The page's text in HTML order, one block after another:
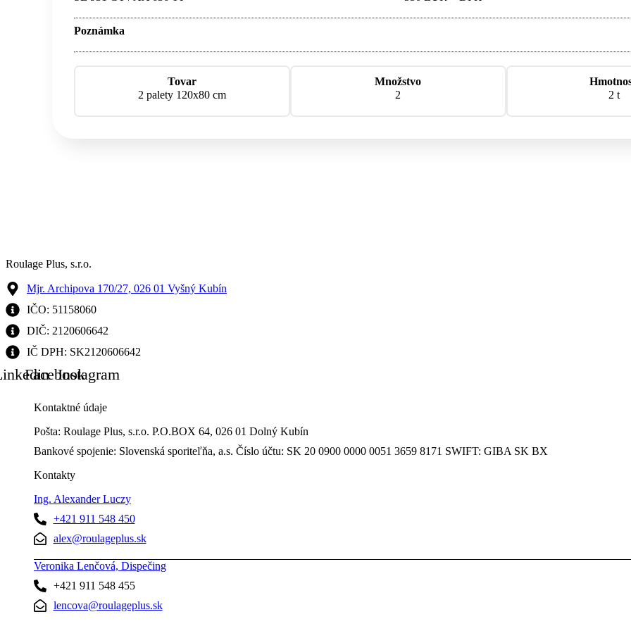
Poznámka
Tovar
2 palety 120x80 cm
Množstvo
2
2 t
Roulage Plus, s.r.o.
Mjr. Archipova 170/27, 026 01 Vyšný Kubín
IČO: 51158060
DIČ: 2120606642
IČ DPH: SK2120606642
FacebookInstagram
Kontaktné údaje
Pošta: Roulage Plus, s.r.o. P.O.BOX 64, 026 01 Dolný Kubín
Bankové spojenie: Slovenská sporiteľňa, a.s. Číslo účtu: SK 20 0900 0000 0051 3659 8171 SWIFT: GIBA SK BX
Kontakty
Ing. Alexander Luczy
+421 911 548 450
alex@roulageplus.sk
Veronika Lenčová, Dispečing
+421 911 548 455
lencova@roulageplus.sk